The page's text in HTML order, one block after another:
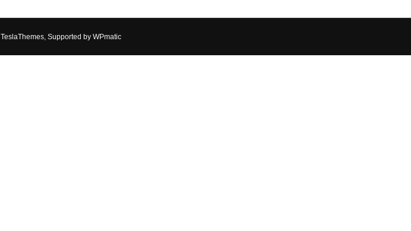
TeslaThemes, Supported by WPmatic